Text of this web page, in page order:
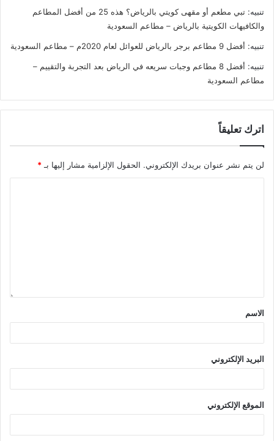
تنبيه:
تبي مطعم أو مقهى كويتي بالرياض؟ هذه 25 من أفضل المطاعم
والكافيهات الكويتية بالرياض – مطاعم السعودية
تنبيه: أفضل 9 مطاعم برجر بالرياض للعوائل لعام 2020م – مطاعم السعودية
تنبيه:
أفضل 8 مطاعم وجبات سريعه في الرياض بعد التجربة والتقييم –
مطاعم السعودية
اترك تعليقاً
لن يتم نشر عنوان بريدك الإلكتروني. الحقول الإلزامية مشار إليها بـ*
الاسم
البريد الإلكتروني
الموقع الإلكتروني